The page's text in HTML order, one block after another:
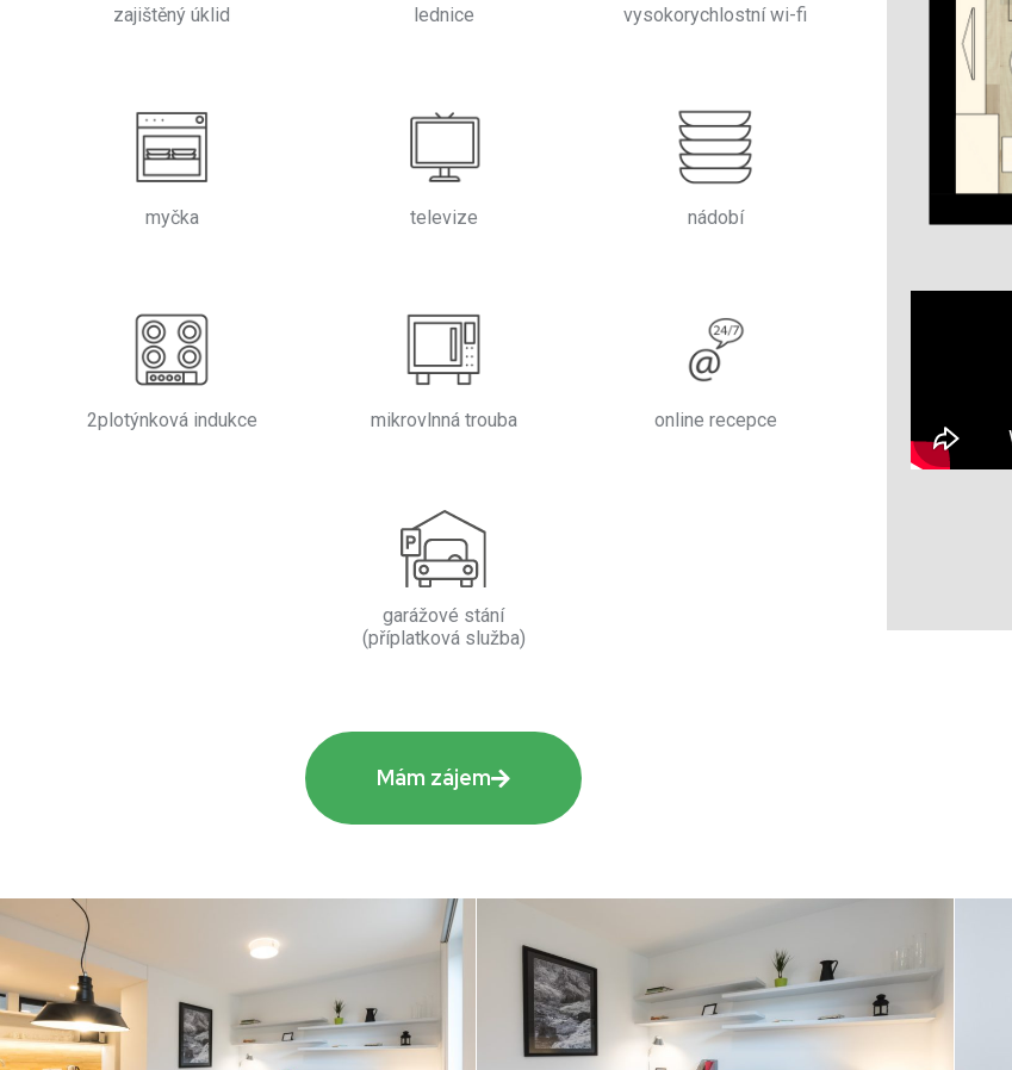
zajištěný úklid lednice vysokorychlostní wi-fi
myčka televize nádobí
2plotýnková indukce mikrovlnná trouba online recepce
garážové stání
(příplatková služba)
Mám zájem